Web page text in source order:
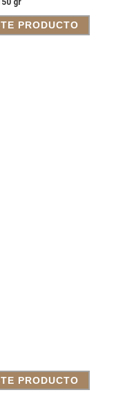
gr
PRODUCTO
PRODUCTO